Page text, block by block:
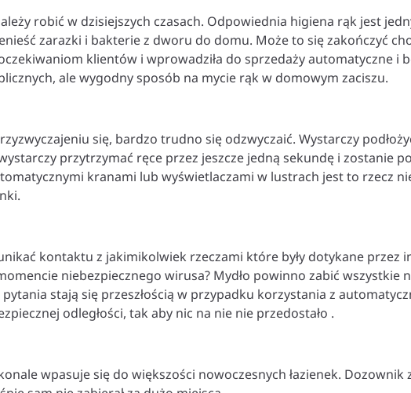
robić w dzisiejszych czasach. Odpowiednia higiena rąk jest
zarazki i bakterie z dworu do domu. Może to się zakończyć
klientów i wprowadziła do sprzedaży automatyczne i
ale wygodny sposób na mycie rąk w domowym zaciszu.
się, bardzo trudno się odzwyczaić. Wystarczy
przytrzymać ręce przez jeszcze jedną sekundę i zostanie
kranami lub wyświetlaczami w lustrach jest to rzecz
kontaktu z jakimikolwiek rzeczami które były dotykane przez
niebezpiecznego wirusa? Mydło powinno zabić wszystkie
stają się przeszłością w przypadku korzystania z
odległości, tak aby nic na nie nie przedostało .
wpasuje się do większości nowoczesnych łazienek. Dozownik